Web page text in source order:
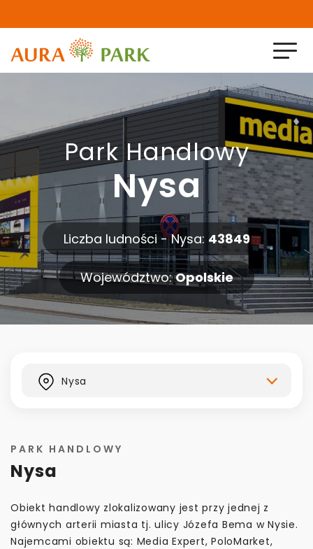
O nas
Projekty zrealizowane
Projekty w realizacji
Aktualności
Kontakt
Park Handlowy
Nysa
Liczba ludności - Nysa: 43849
Województwo:Opolskie
Nysa
PARK HANDLOWY
Nysa
Obiekt handlowy zlokalizowany jest przy jednej z
głównych arterii miasta tj. ulicy Józefa Bema w Nysie.
Najemcami obiektu są: Media Expert, PoloMarket,